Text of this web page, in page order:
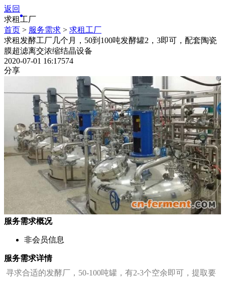
返回
求租工厂
首页 > 服务需求 > 求租工厂
求租发酵工厂几个月，50到100吨发酵罐2，3即可，配套陶瓷
膜超滤离交浓缩结晶设备
2020-07-01 16:17574
分享
服务需求概况
非会员信息
服务需求详情
寻求合适的发酵厂，50-100吨罐，有2-3个空余即可，提取要